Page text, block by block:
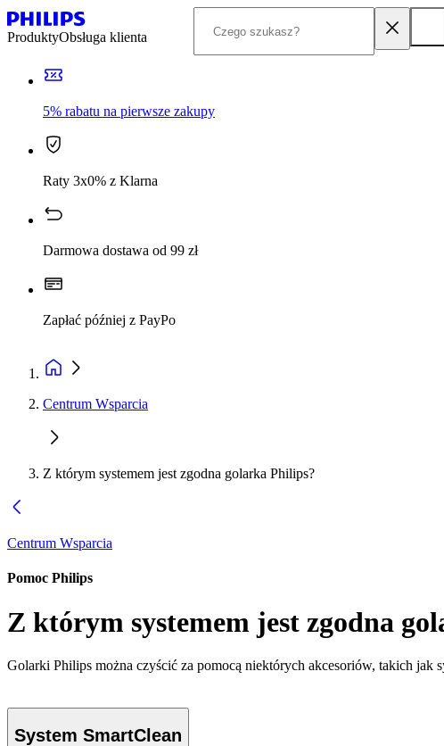
ProduktyObsługa klienta
5% rabatu na pierwsze zakupy
Raty 3x0% z Klarna
Darmowa dostawa od 99 zł
Zapłać później z PayPo
Centrum Wsparcia
Z którym systemem jest zgodna golarka Philips?
Centrum Wsparcia
Pomoc Philips
Z którym systemem jest zgodna
Golarki Philips można czyścić za pomocą niektórych akcesoriów, takich jak
System SmartClean